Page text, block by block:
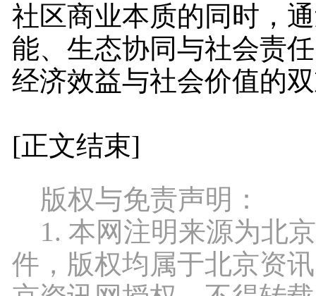
社区商业本质的同时，
能、生态协同与社会责
经济效益与社会价值的
[正文结束]
版权与免责声明：
1. 本网注明来源为北
件，版权均属于北京资